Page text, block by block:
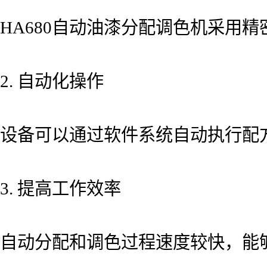
HA680自动油漆分配调色机采用
2. 自动化操作
设备可以通过软件系统自动执行
3. 提高工作效率
自动分配和调色过程速度较快，